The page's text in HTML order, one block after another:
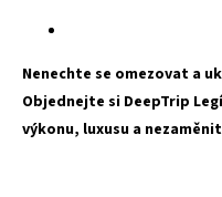
Nenechte se omezovat a
Objednejte si DeepTrip
výkonu, luxusu a